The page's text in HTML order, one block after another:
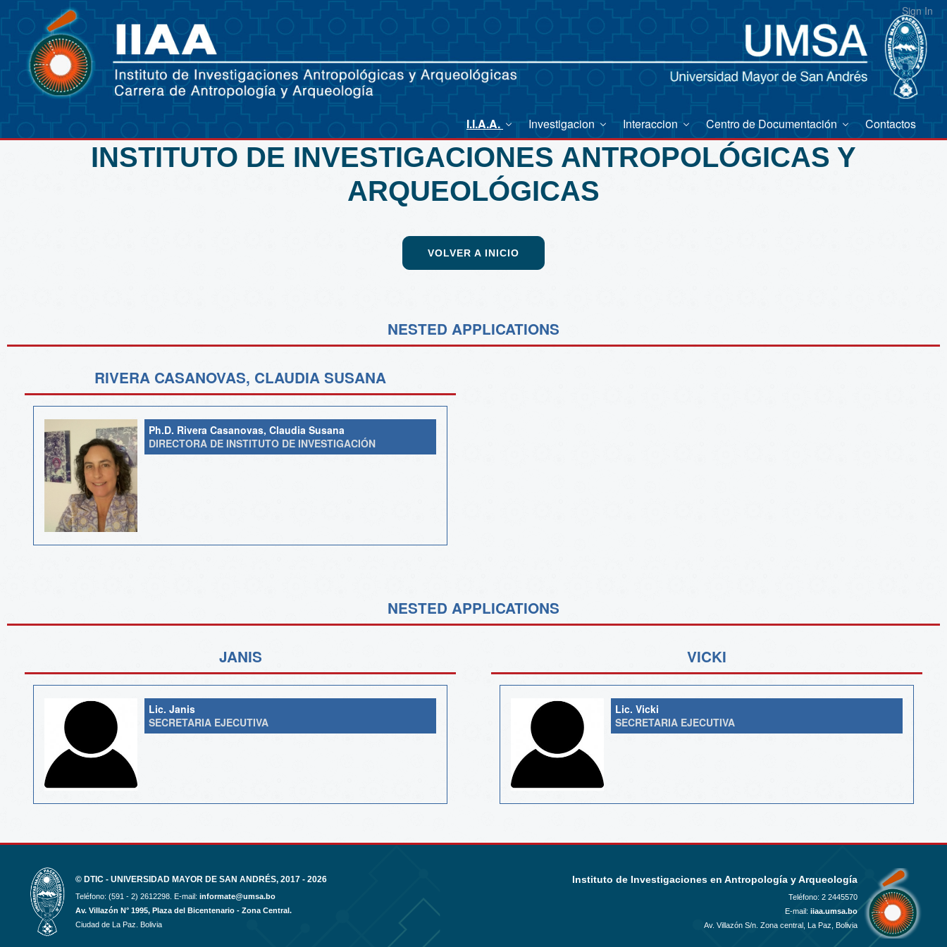
Sign In
I.I.A.A. Investigacion Interaccion Centro de Documentación Contactos
INSTITUTO DE INVESTIGACIONES ANTROPOLÓGICAS Y
ARQUEOLÓGICAS
VOLVER A INICIO
NESTED APPLICATIONS
RIVERA CASANOVAS, CLAUDIA SUSANA
Ph.D. Rivera Casanovas, Claudia Susana
DIRECTORA DE INSTITUTO DE INVESTIGACIÓN
NESTED APPLICATIONS
JANIS
Lic. Janis
SECRETARIA EJECUTIVA
VICKI
Lic. Vicki
SECRETARIA EJECUTIVA
© DTIC - UNIVERSIDAD MAYOR DE SAN ANDRÉS, 2017 - 2026
Teléfono: (591 - 2) 2612298. E-mail: informate@umsa.bo
Av. Villazón N° 1995, Plaza del Bicentenario - Zona Central.
Ciudad de La Paz. Bolivia
Instituto de Investigaciones en Antropología y Arqueología
Teléfono: 2 2445570
E-mail: iiaa.umsa.bo
Av. Villazón S/n. Zona central, La Paz, Bolivia